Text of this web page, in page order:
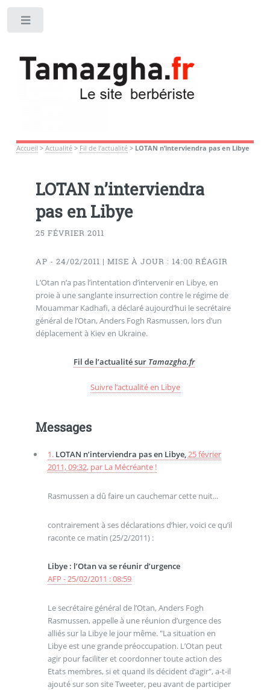
Accueil > Actualité> Fil de l’actualité> LOTAN n’interviendra pas en Libye
LOTAN n’interviendra
pas en Libye
25 FÉVRIER 2011
AP - 24/02/2011 | MISE À JOUR : 14:00 RÉAGIR
L’Otan n’a pas l’intentation d’intervenir en Libye, en
proie à une sanglante insurrection contre le régime de
Mouammar Kadhafi, a déclaré aujourd’hui le secrétaire
général de l’Otan, Anders Fogh Rasmussen, lors d’un
déplacement à Kiev en Ukraine.
Fil de l’actualité sur Tamazgha.fr
Suivre l’actualité en Libye
Messages
1. LOTAN n’interviendra pas en Libye,25 février
2011, 09:32, par La Mécréante !
Rasmussen a dû faire un cauchemar cette nuit...
contrairement à ses déclarations d’hier, voici ce qu’il
raconte ce matin (25/2/2011) :
Libye : l’Otan va se réunir d’urgence
AFP - 25/02/2011 : 08:59
Le secrétaire général de l’Otan, Anders Fogh
Rasmussen, appelle à une réunion d’urgence des
alliés sur la Libye le jour même. "La situation en
Libye est une grande préoccupation. L’Otan peut
agir pour faciliter et coordonner toute action des
Etats membres, si et quand ils décident d’agir", a-t-il
ajouté sur son site Tweeter, peu avant de participer